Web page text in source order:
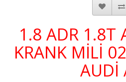
1.8 ADR 1.8T
KRANK MİLİ
AUDİ